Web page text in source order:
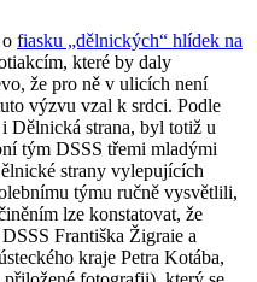
fiasku „dělnických“ hlídek na
které by daly
že pro ně v ulicích není
výzvu vzal k srdci. Podle
Dělnická strana, byl totiž u
tým DSSS třemi mladými
strany vylepujících
týmu ručně vysvětlili,
lze konstatovat, že
Františka Žigraie a
kraje Petra Kotába,